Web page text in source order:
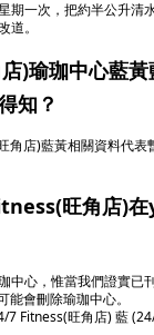
期一次，把約半公升清
道。
)瑜珈中心藍黃
知？
角店)藍黃相關資料代表
旺角店)
中心，惟當我們證實已
會刪除瑜珈中心。
7 Fitness(旺角店) 藍